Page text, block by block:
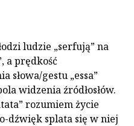
ludzie „serfują” na
a prędkość
słowa/gestu „essa”
widzenia źródłosłów.
rozumiem życie
dźwięk splata się w niej